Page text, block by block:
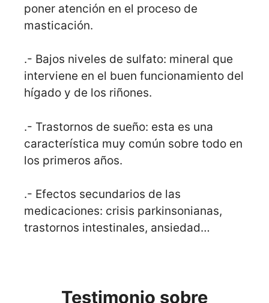
poner atención en el proceso de
masticación.
.- Bajos niveles de sulfato: mineral que
interviene en el buen funcionamiento del
hígado y de los riñones.
.- Trastornos de sueño: esta es una
característica muy común sobre todo en
los primeros años.
.- Efectos secundarios de las
medicaciones: crisis parkinsonianas,
trastornos intestinales, ansiedad…
Testimonio sobre